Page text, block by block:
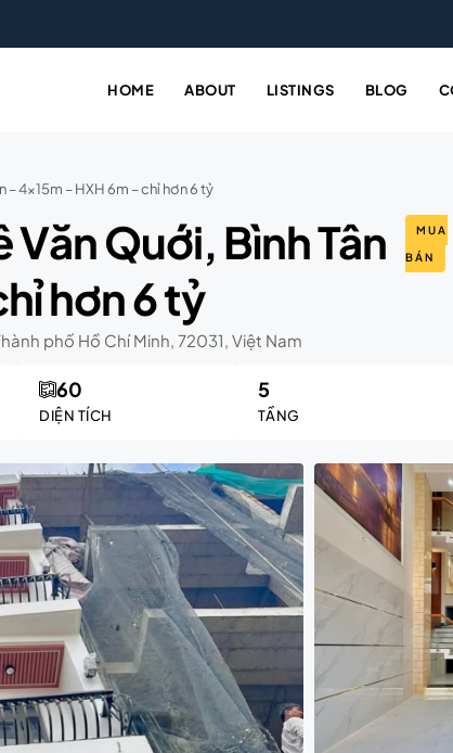
HOME ABOUT LISTINGS BLOG
– 4x15m – HXH 6m – chỉ hơn 6 tỷ
Văn Quới, Bình Tân
hơn 6 tỷ
MUA
BÁN
phố Hồ Chí Minh, 72031, Việt Nam
DIỆN TÍCH
60
TẦNG
5